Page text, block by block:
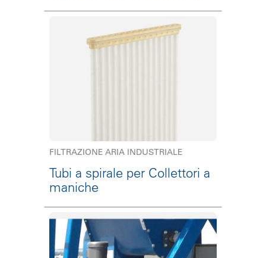
FILTRAZIONE ARIA INDUSTRIALE
Tubi a spirale per Collettori a
maniche